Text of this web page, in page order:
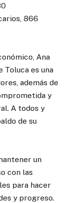
866
Ana
Toluca es una
además de
y
A todos y
de su
un
con las
para hacer
y progreso.